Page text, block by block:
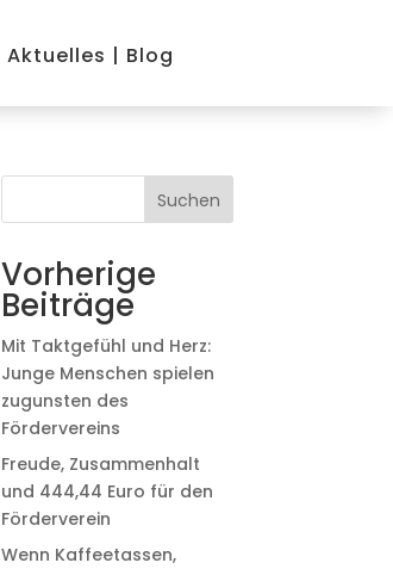
Aktuelles | Blog
Suchen
Vorherige
Beiträge
Mit Taktgefühl und Herz:
Junge Menschen spielen
zugunsten des
Fördervereins
Freude, Zusammenhalt
und 444,44 Euro für den
Förderverein
Wenn Kaffeetassen,